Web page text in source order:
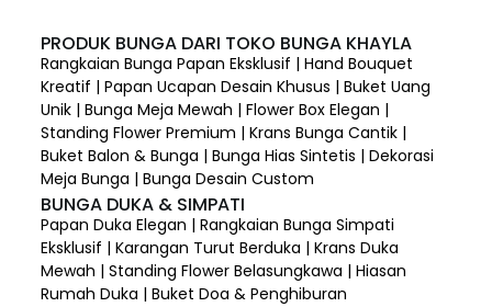
PRODUK BUNGA DARI TOKO BUNGA KHAYLA
Rangkaian Bunga Papan Eksklusif | Hand Bouquet
Kreatif | Papan Ucapan Desain Khusus | Buket Uang
Unik | Bunga Meja Mewah | Flower Box Elegan |
Standing Flower Premium | Krans Bunga Cantik |
Buket Balon & Bunga | Bunga Hias Sintetis | Dekorasi
Meja Bunga | Bunga Desain Custom
BUNGA DUKA & SIMPATI
Papan Duka Elegan | Rangkaian Bunga Simpati
Eksklusif | Karangan Turut Berduka | Krans Duka
Mewah | Standing Flower Belasungkawa | Hiasan
Rumah Duka | Buket Doa & Penghiburan